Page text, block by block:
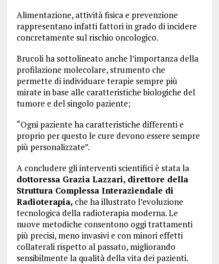
Alimentazione, attività fisica e prevenzione
rappresentano infatti fattori in grado di incidere
concretamente sul rischio oncologico.
Brucoli ha sottolineato anche l’importanza della
profilazione molecolare, strumento che
permette di individuare terapie sempre più
mirate in base alle caratteristiche biologiche del
tumore e del singolo paziente;
“Ogni paziente ha caratteristiche differenti e
proprio per questo le cure devono essere sempre
più personalizzate”.
A concludere gli interventi scientifici è stata la
dottoressa Grazia Lazzari, direttore della
Struttura Complessa Interaziendale di
Radioterapia, che ha illustrato l’evoluzione
tecnologica della radioterapia moderna. Le
nuove metodiche consentono oggi trattamenti
più precisi, meno invasivi e con minori effetti
collaterali rispetto al passato, migliorando
sensibilmente la qualità della vita dei pazienti.